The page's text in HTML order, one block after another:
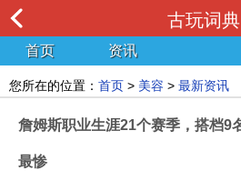
古玩词典
首页 资讯
您所在的位置： 首页 > 美容 > 最新资讯
詹姆斯职业生涯21个赛季，搭档9
最惨